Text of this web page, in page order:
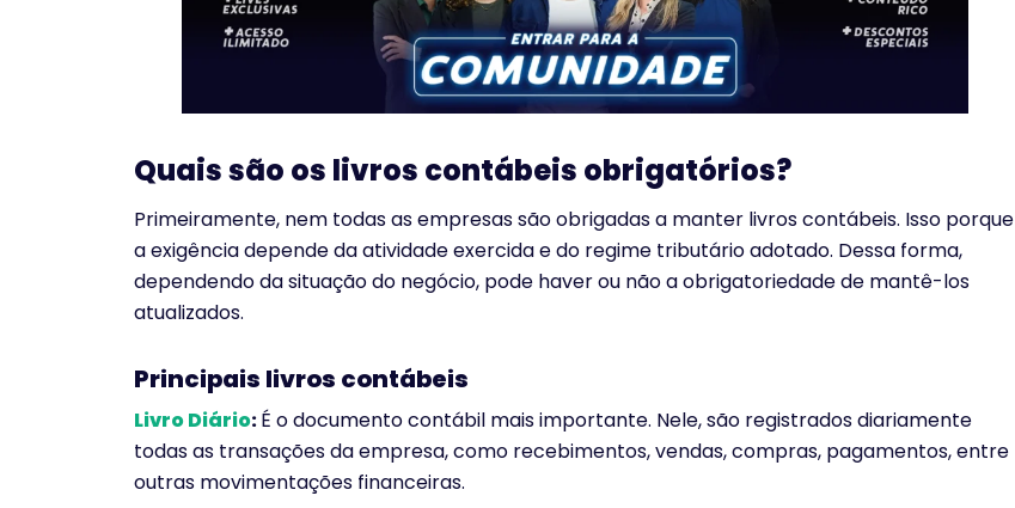
Quais são os livros contábeis obrigatórios?
Primeiramente, nem todas as empresas são obrigadas a manter livros contábeis. Isso porque
a exigência depende da atividade exercida e do regime tributário adotado. Dessa forma,
dependendo da situação do negócio, pode haver ou não a obrigatoriedade de mantê-los
atualizados.
Principais livros contábeis
Livro Diário:É o documento contábil mais importante. Nele, são registrados diariamente
todas as transações da empresa, como recebimentos, vendas, compras, pagamentos, entre
outras movimentações financeiras.